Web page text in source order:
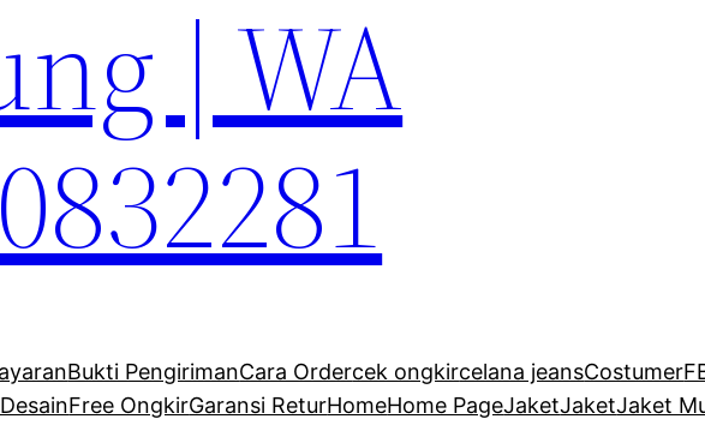
| WA
Bukti PengirimanCara Ordercek ongkircelana jeansCostumer
Free OngkirGaransi ReturHomeHome PageJaketJaketJaket